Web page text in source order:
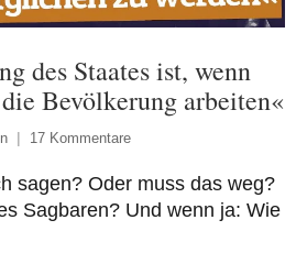
des Staates ist, wenn
Bevölkerung arbeiten«
17 Kommentare
sagen? Oder muss das weg?
Sagbaren? Und wenn ja: Wie